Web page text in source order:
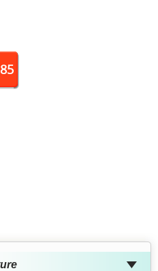
vous au son de la vague.
jour s'appliquent, dois
de la réservation.